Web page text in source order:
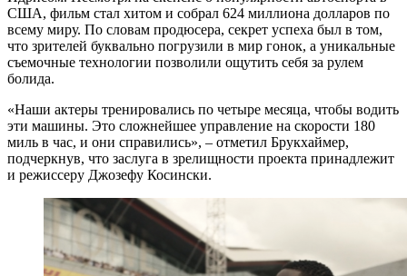
США, фильм стал хитом и собрал 624 миллиона долларов по
всему миру. По словам продюсера, секрет успеха был в том,
что зрителей буквально погрузили в мир гонок, а уникальные
съемочные технологии позволили ощутить себя за рулем
болида.
«Наши актеры тренировались по четыре месяца, чтобы водить
эти машины. Это сложнейшее управление на скорости 180
миль в час, и они справились», – отметил Брукхаймер,
подчеркнув, что заслуга в зрелищности проекта принадлежит
и режиссеру Джозефу Косински.